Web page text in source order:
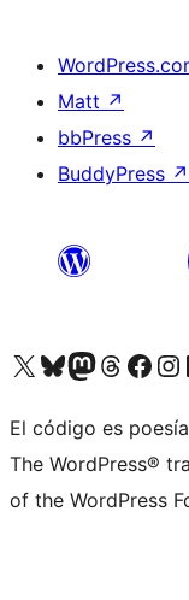
Matt ↗
bbPress ↗
BuddyPress ↗
Visit our X (formerly Twitter) account
Visit our Bluesky account
Visit our Mastodon account
Visit our Threads
Visita nuestra
Visita
El código es
The WordPress®
of the WordPress